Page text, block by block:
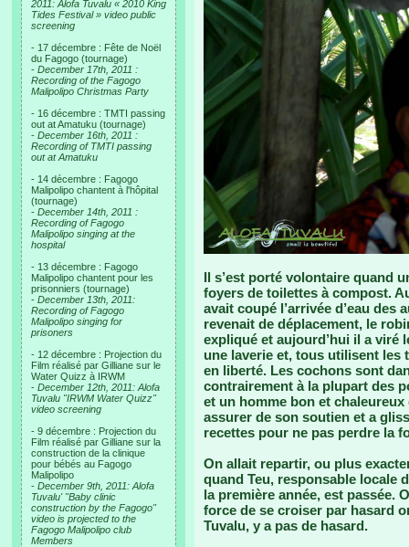
2011: Alofa Tuvalu « 2010 King
Tides Festival » video public
screening
- 17 décembre : Fête de Noël
du Fagogo (tournage)
- December 17th, 2011 :
Recording of the Fagogo
Malipolipo Christmas Party
- 16 décembre : TMTI passing
out at Amatuku (tournage)
- December 16th, 2011 :
Recording of TMTI passing
out at Amatuku
- 14 décembre : Fagogo
Malipolipo chantent à l'hôpital
(tournage)
- December 14th, 2011 :
Recording of Fagogo
Malipolipo singing at the
hospital
- 13 décembre : Fagogo
Malipolipo chantent pour les
prisonniers (tournage)
- December 13th, 2011:
Recording of Fagogo
Malipolipo singing for
prisoners
- 12 décembre : Projection du
Film réalisé par Gilliane sur le
Water Quizz à IRWM
- December 12th, 2011: Alofa
Tuvalu "IRWM Water Quizz"
video screening
- 9 décembre : Projection du
Film réalisé par Gilliane sur la
construction de la clinique
pour bébés au Fagogo
Malipolipo
- December 9th, 2011: Alofa
Tuvalu' "Baby clinic
construction by the Fagogo"
video is projected to the
Fagogo Malipolipo club
Members
Il s’est porté volontaire quand
foyers de toilettes à compost.
avait coupé l’arrivée d’eau
revenait de déplacement, le
expliqué et aujourd’hui il a viré
une laverie et, tous utilisent les
en liberté. Les cochons sont
contrairement à la plupart des
et un homme bon et
assurer de son soutien et a
recettes pour ne pas perdre la
On allait repartir, ou plus
quand Teu, responsable locale
la première année, est passée.
force de se croiser par hasard
Tuvalu, y a pas de hasard.